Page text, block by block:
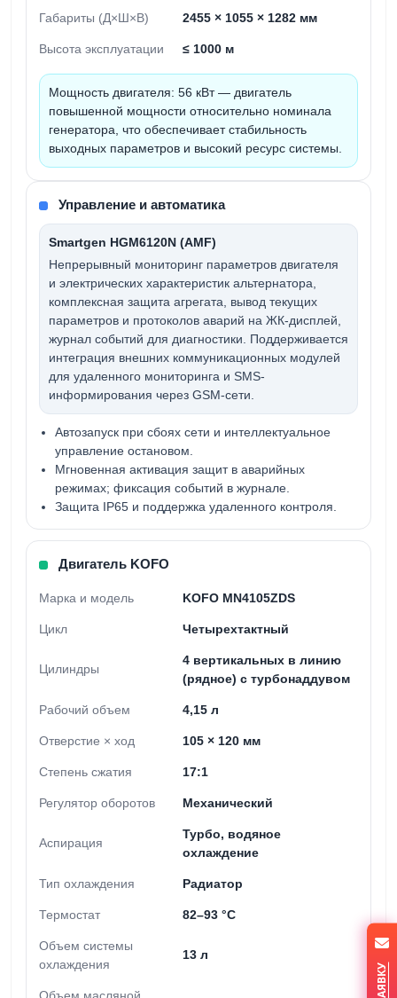
Габариты (Д×Ш×В) 2455 × 1055 × 1282 мм
Высота эксплуатации ≤ 1000 м
Мощность двигателя: 56 кВт — двигатель
повышенной мощности относительно номинала
генератора, что обеспечивает стабильность
выходных параметров и высокий ресурс системы.
Управление и автоматика
Smartgen HGM6120N (AMF)
Непрерывный мониторинг параметров двигателя
и электрических характеристик альтернатора,
комплексная защита агрегата, вывод текущих
параметров и протоколов аварий на ЖК-дисплей,
журнал событий для диагностики. Поддерживается
интеграция внешних коммуникационных модулей
для удаленного мониторинга и SMS-
информирования через GSM-сети.
Автозапуск при сбоях сети и интеллектуальное
управление остановом.
Мгновенная активация защит в аварийных
режимах; фиксация событий в журнале.
Защита IP65 и поддержка удаленного контроля.
Двигатель KOFO
Марка и модель KOFO MN4105ZDS
Цикл Четырехтактный
Цилиндры
4 вертикальных в линию
(рядное) с турбонаддувом
Рабочий объем 4,15 л
Отверстие × ход 105 × 120 мм
Степень сжатия 17:1
Регулятор оборотов Механический
Аспирация
Турбо, водяное
охлаждение
Тип охлаждения Радиатор
Термостат 82–93 °C
Объем системы
охлаждения
13 л
Объем масляной